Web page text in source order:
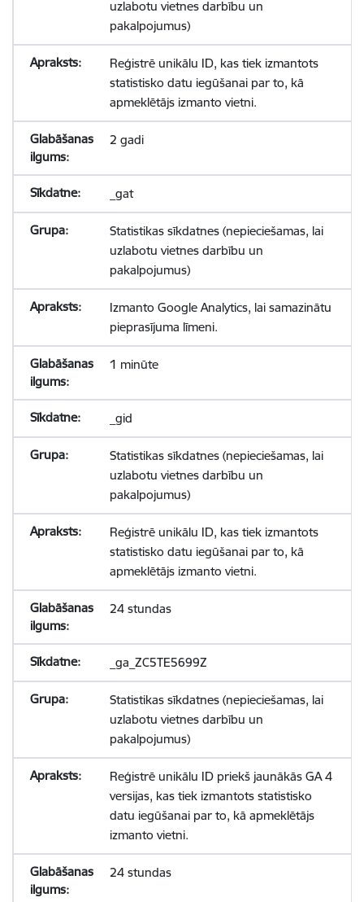
uzlabotu vietnes darbību un
pakalpojumus)
Reģistrē unikālu ID, kas tiek izmantots
statistisko datu iegūšanai par to, kā
apmeklētājs izmanto vietni.
2 gadi
_gat
Statistikas sīkdatnes (nepieciešamas, lai
uzlabotu vietnes darbību un
pakalpojumus)
Izmanto Google Analytics, lai samazinātu
pieprasījuma līmeni.
1 minūte
_gid
Statistikas sīkdatnes (nepieciešamas, lai
uzlabotu vietnes darbību un
pakalpojumus)
Reģistrē unikālu ID, kas tiek izmantots
statistisko datu iegūšanai par to, kā
apmeklētājs izmanto vietni.
24 stundas
_ga_ZC5TE5699Z
Statistikas sīkdatnes (nepieciešamas, lai
uzlabotu vietnes darbību un
pakalpojumus)
Reģistrē unikālu ID priekš jaunākās GA 4
versijas, kas tiek izmantots statistisko
datu iegūšanai par to, kā apmeklētājs
izmanto vietni.
24 stundas